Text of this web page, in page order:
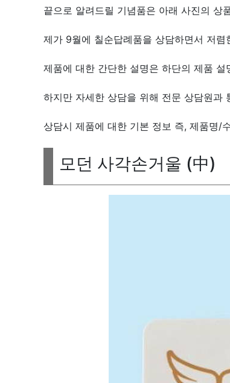
끝으로 알려드릴 기념품은 아래 사진의 상
제가 9월에 칠순답례품을 상담하면서 저
제품에 대한 간단한 설명은 하단의 제품 설
하지만 자세한 상담을 위해 전문 상담원과
상담시 제품에 대한 기본 정보 즉, 제품명/
모던 사각손거울 (中)